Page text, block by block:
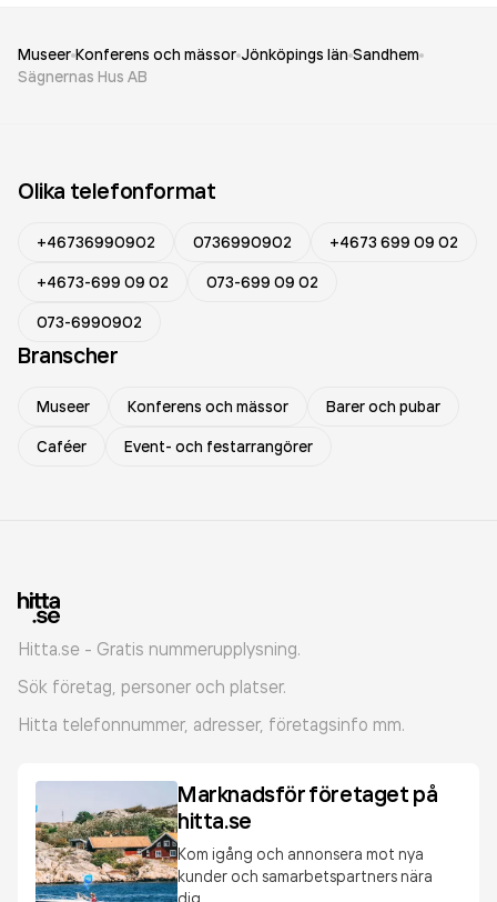
Museer Konferens och mässor Jönköpings län Sandhem
Sägnernas Hus AB
Olika telefonformat
+46736990902 0736990902
+4673 699 09 02
+4673-699 09 02
073-699 09 02
073-6990902
Branscher
Museer Konferens och mässor
Barer och pubar
Caféer
Event- och festarrangörer
Hitta.se - Gratis nummerupplysning.
Sök företag, personer och platser.
Hitta telefonnummer, adresser, företagsinfo mm.
Marknadsför företaget på
hitta.se
Kom igång och annonsera mot nya
kunder och samarbetspartners nära
dig.